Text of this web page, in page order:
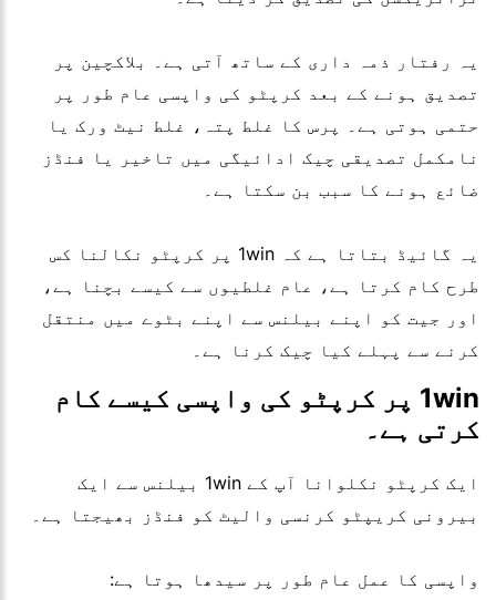
یہ رفتار ذمہ داری کے ساتھ آتی ہے۔ بلاکچین پر
تصدیق ہونے کے بعد کرپٹو کی واپسی عام طور پر
حتمی ہوتی ہے۔ پرس کا غلط پتہ، غلط نیٹ ورک یا
نامکمل تصدیقی چیک ادائیگی میں تاخیر یا فنڈز
ضائع ہونے کا سبب بن سکتا ہے۔
یہ گائیڈ بتاتا ہے کہ 1win پر کرپٹو نکالنا کس
طرح کام کرتا ہے، عام غلطیوں سے کیسے بچنا ہے،
اور جیت کو اپنے بیلنس سے اپنے بٹوے میں منتقل
کرنے سے پہلے کیا چیک کرنا ہے۔
1win پر کرپٹو کی واپسی کیسے کام
کرتی ہے۔
ایک کرپٹو نکلوانا آپ کے 1win بیلنس سے ایک
بیرونی کریپٹو کرنسی والیٹ کو فنڈز بھیجتا ہے۔
واپسی کا عمل عام طور پر سیدھا ہوتا ہے: